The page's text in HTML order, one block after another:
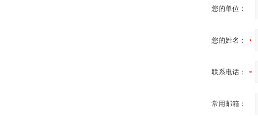
您的单位：
您的姓名：
联系电话：
常用邮箱：